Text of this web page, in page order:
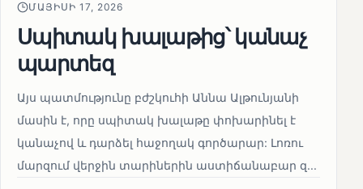
ՄԱՅԻՍԻ 17, 2026
Սպիտակ խալաթից՝ կանաչ
պարտեզ
Այս պատմությունը բժշկուհի Աննա Ալթունյանի
մասին է, որը սպիտակ խալաթը փոխարինել է
կանաչով և դարձել հաջողակ գործարար: Լոռու
մարզում վերջին տարիներին աստիճանաբար զ...